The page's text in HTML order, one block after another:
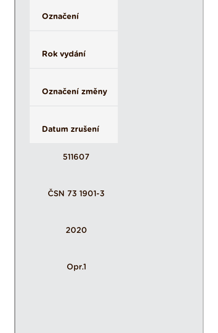
Označení
Rok vydání
Označení změny
Datum zrušení
511607
ČSN 73 1901-3
2020
Opr.1